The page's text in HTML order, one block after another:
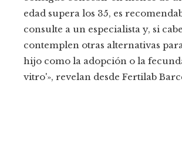
edad supera los 35, es
consulte a un especialista y, si
contemplen otras alternativas
hijo como la adopción o la
vitro'», revelan desde Fertilab